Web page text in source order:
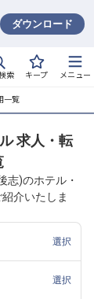
ダウンロード
索 キープ メニュー
一覧
求人・転
志)のホテル・
介いたしま
選択
選択